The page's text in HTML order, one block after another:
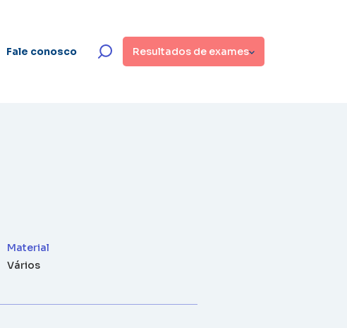
Fale conosco Resultados de exames
Material
Vários